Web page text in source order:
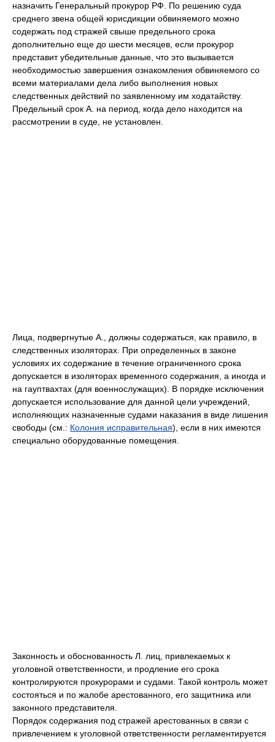
назначить Генеральный прокурор РФ. По решению суда
среднего звена общей юрисдикции обвиняемого можно
содержать под стражей свыше предельного срока
дополнительно еще до шести месяцев, если прокурор
представит убедительные данные, что это вызывается
необходимостью завершения ознакомления обвиняемого со
всеми материалами дела либо выполнения новых
следственных действий по заявленному им ходатайству.
Предельный срок А. на период, когда дело находится на
рассмотрении в суде, не установлен.
Лица, подвергнутые А., должны содержаться, как правило, в
следственных изоляторах. При определенных в законе
условиях их содержание в течение ограниченного срока
допускается в изоляторах временного содержания, а иногда и
на гауптвахтах (для военнослужащих). В порядке исключения
допускается использование для данной цели учреждений,
исполняющих назначенные судами наказания в виде лишения
свободы (см.: Колония исправительная), если в них имеются
специально оборудованные помещения.
Законность и обоснованность Л. лиц, привлекаемых к
уголовной ответственности, и продление его срока
контролируются прокурорами и судами. Такой контроль может
состояться и по жалобе арестованного, его защитника или
законного представителя.
Порядок содержания под стражей арестованных в связи с
привлечением к уголовной ответственности регламентируется